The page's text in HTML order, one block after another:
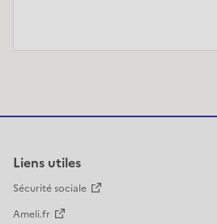
Liens utiles
Sécurité sociale
Ameli.fr